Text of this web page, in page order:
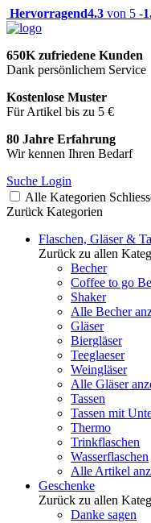
Hervorragend4.3 von 5 -
650K zufriedene Kunden
Dank persönlichem Service
Kostenlose Muster
Für Artikel bis zu 5 €
80 Jahre Erfahrung
Wir kennen Ihren Bedarf
Suche Login
Alle Kategorien
Zurück Kategorien
Flaschen, Gläser &
Zurück zu allen
Becher
Coffee to go
Shaker
Alle Becher
Gläser
Biergläser
Teeglaeser
Weingläser
Alle Gläser
Tassen
Tassen mit
Thermo
Trinkflaschen
Wasserflaschen
Alle Artikel
Geschenke
Zurück zu allen
Danke sagen